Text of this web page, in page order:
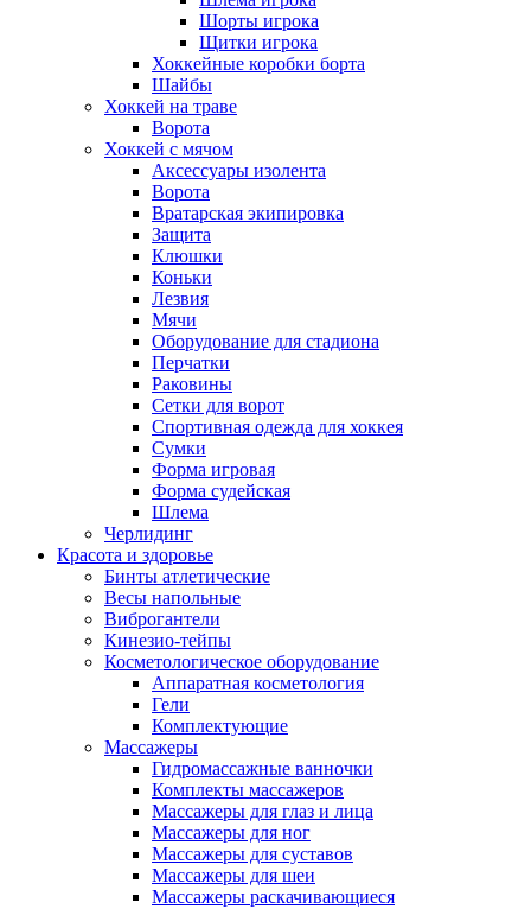
Шорты игрока
Щитки игрока
Хоккейные коробки борта
Шайбы
Хоккей на траве
Ворота
Хоккей с мячом
Аксессуары изолента
Ворота
Вратарская экипировка
Защита
Клюшки
Коньки
Лезвия
Мячи
Оборудование для стадиона
Перчатки
Раковины
Сетки для ворот
Спортивная одежда для хоккея
Сумки
Форма игровая
Форма судейская
Шлема
Черлидинг
Красота и здоровье
Бинты атлетические
Весы напольные
Виброгантели
Кинезио-тейпы
Косметологическое оборудование
Аппаратная косметология
Гели
Комплектующие
Массажеры
Гидромассажные ванночки
Комплекты массажеров
Массажеры для глаз и лица
Массажеры для ног
Массажеры для суставов
Массажеры для шеи
Массажеры раскачивающиеся